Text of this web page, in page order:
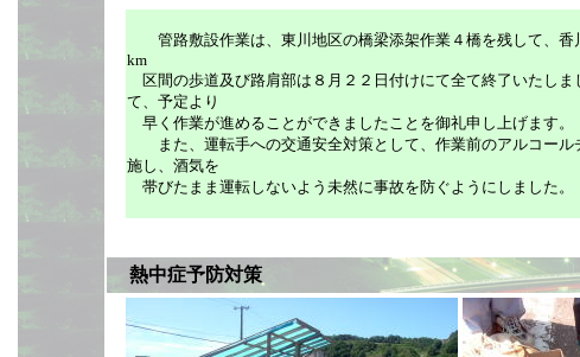
管路敷設作業は、東川地区の橋梁添架作業４橋を残して、香
km
区間の歩道及び路肩部は８月２２日付けにて全て終了いたしま
て、予定より
早く作業が進めることができましたことを御礼申し上げます。
また、運転手への交通安全対策として、作業前のアルコール
施し、酒気を
帯びたまま運転しないよう未然に事故を防ぐようにしました。
熱中症予防対策